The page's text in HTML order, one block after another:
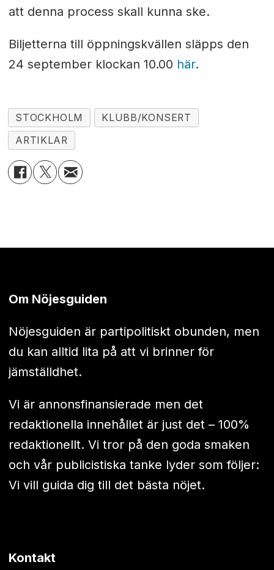
att denna process skall kunna ske.
Biljetterna till öppningskvällen släpps den
24 september klockan 10.00 här.
STOCKHOLM
KLUBB/KONSERT
ARTIKLAR
Om Nöjesguiden
Nöjesguiden är partipolitiskt obunden, men
du kan alltid lita på att vi brinner för
jämställdhet.
Vi är annonsfinansierade men det
redaktionella innehållet är just det – 100%
redaktionellt. Vi tror på den goda smaken
och vår publicistiska tanke lyder som följer:
Vi vill guida dig till det bästa nöjet.
Kontakt